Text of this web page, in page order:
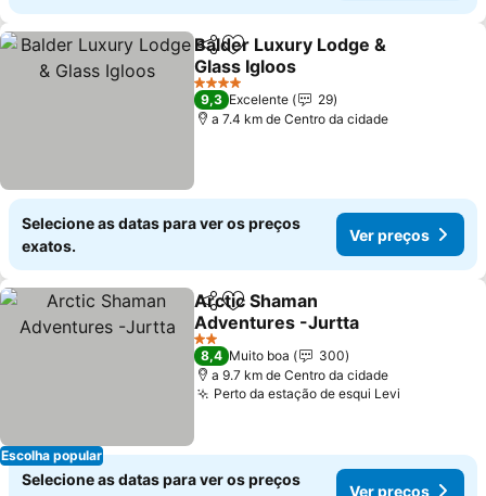
PartilharAdicionar aos favoritos
Balder Luxury Lodge &
Glass Igloos
Ver preços
4 Estrelas
9,3 Excelente
29
a 7.4 km de Centro da cidade
Selecione as datas para ver os preços
exatos.
Ver preços
Escolha popular
PartilharAdicionar aos favoritos
Arctic Shaman
Adventures -Jurtta
Ver preços
2 Estrelas
8,4 Muito boa
300
a 9.7 km de Centro da cidade
Perto da estação de esqui Levi
Selecione as datas para ver os preços
Ver preços